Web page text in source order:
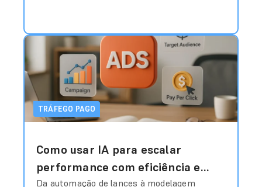
Quanto mais baixo, melhor. Mas existe um
problema estrutural nisso: Lead
Ler mais
TRÁFEGO PAGO
Como usar IA para escalar
performance com eficiência e
Da automação de lances à modelagem